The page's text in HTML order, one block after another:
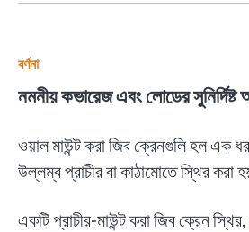
বর্ণনা
নমনীয় কভারেজ এবং লোডের সুনির্দিষ্ট
ওয়াল মাউন্ট করা জিব ক্রেনগুলি হল এক
উল্লম্ব প্রাচীর বা কাঠামোতে স্থির করা
একটি প্রাচীর-মাউন্ট করা জিব ক্রেন